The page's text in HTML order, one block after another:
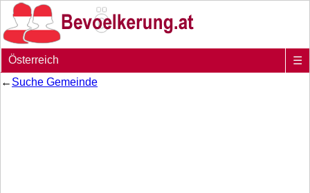
Österreich
☰
← Suche Gemeinde